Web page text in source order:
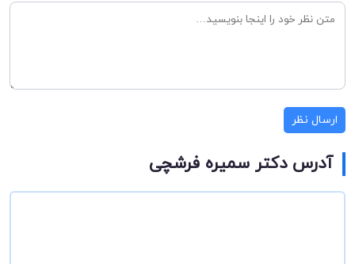
ارسال نظر
آدرس دکتر سمیره فرشچی